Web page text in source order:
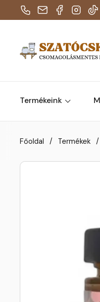
TelefonE-mailFacebook
Termékeink
Főoldal / Termékek /